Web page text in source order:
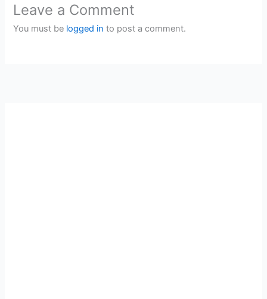
Leave a Comment
You must be logged in to post a comment.